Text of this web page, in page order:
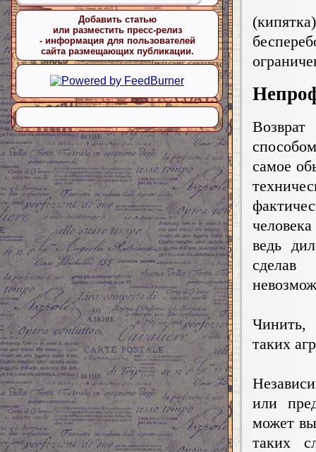
Возврат
самое
ведь
сделав
Чинить,
таких
или
может
таких
Добавить статью
или разместить пресс-релиз
- информация для пользователей
сайта размещающих публикации.